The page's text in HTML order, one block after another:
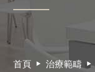
首頁 治療範疇